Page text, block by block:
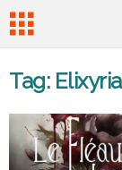
Tag: Elixyria